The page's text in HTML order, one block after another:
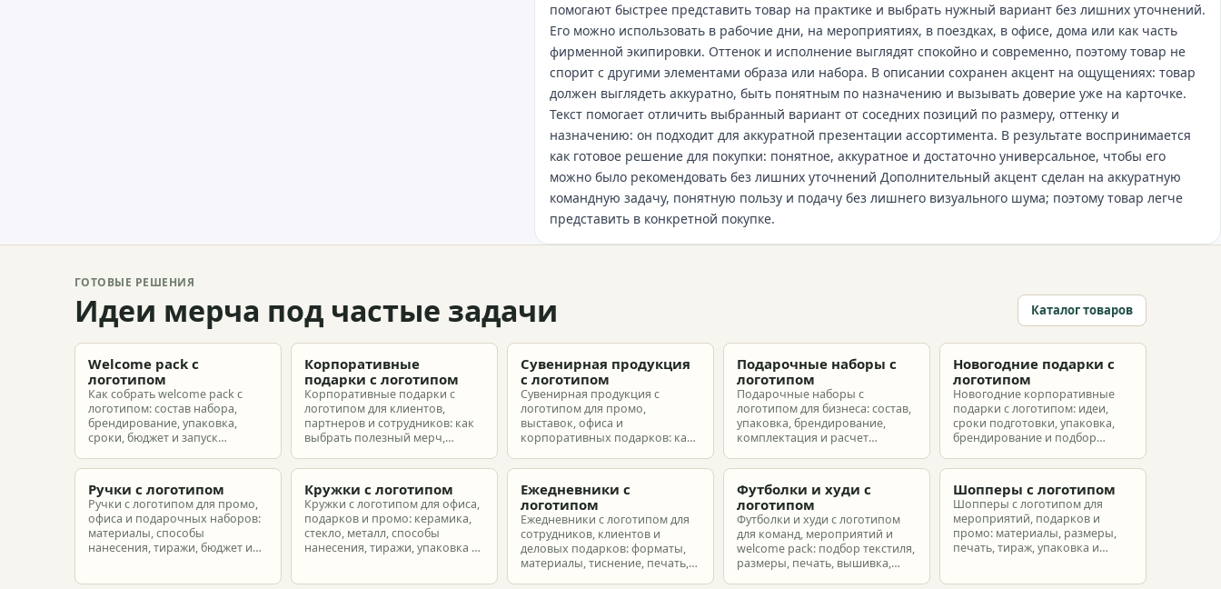
помогают быстрее представить товар на практике и выбрать нужный вариант без лишних уточнений.
Его можно использовать в рабочие дни, на мероприятиях, в поездках, в офисе, дома или как часть
фирменной экипировки. Оттенок и исполнение выглядят спокойно и современно, поэтому товар не
спорит с другими элементами образа или набора. В описании сохранен акцент на ощущениях: товар
должен выглядеть аккуратно, быть понятным по назначению и вызывать доверие уже на карточке.
Текст помогает отличить выбранный вариант от соседних позиций по размеру, оттенку и
назначению: он подходит для аккуратной презентации ассортимента. В результате воспринимается
как готовое решение для покупки: понятное, аккуратное и достаточно универсальное, чтобы его
можно было рекомендовать без лишних уточнений Дополнительный акцент сделан на аккуратную
командную задачу, понятную пользу и подачу без лишнего визуального шума; поэтому товар легче
представить в конкретной покупке.
ГОТОВЫЕ РЕШЕНИЯ
Идеи мерча под частые задачи Каталог товаров
Welcome pack с
логотипом
Как собрать welcome pack с
логотипом: состав набора,
брендирование, упаковка,
сроки, бюджет и запуск
новых сотрудников.
Корпоративные
подарки с логотипом
Корпоративные подарки с
логотипом для клиентов,
партнеров и сотрудников: как
выбрать полезный мерч,
подготовить заказ без лишнего
Сувенирная продукция
с логотипом
Сувенирная продукция с
логотипом для промо,
выставок, офиса и
корпоративных подарков: как
макет и избежать лишних
Подарочные наборы с
логотипом
Подарочные наборы с
логотипом для бизнеса: состав,
упаковка, брендирование,
комплектация и расчет
разные бюджеты.
Новогодние подарки с
логотипом
Новогодние корпоративные
подарки с логотипом: идеи,
сроки подготовки, упаковка,
брендирование и подбор
партнеров и сотрудников.
Ручки с логотипом
Ручки с логотипом для промо,
офиса и подарочных наборов:
материалы, способы
нанесения, тиражи, бюджет и
Кружки с логотипом
Кружки с логотипом для офиса,
подарков и промо: керамика,
стекло, металл, способы
нанесения, тиражи, упаковка и
Ежедневники с
логотипом
Ежедневники с логотипом для
сотрудников, клиентов и
деловых подарков: форматы,
материалы, тиснение, печать,
Футболки и худи с
логотипом
Футболки и худи с логотипом
для команд, мероприятий и
welcome pack: подбор текстиля,
размеры, печать, вышивка,
Шопперы с логотипом
Шопперы с логотипом для
мероприятий, подарков и
промо: материалы, размеры,
печать, тираж, упаковка и